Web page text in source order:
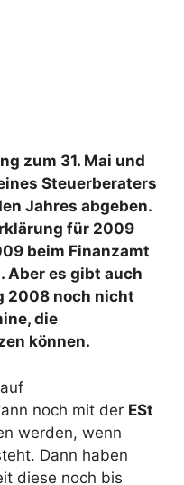
zum 31. Mai und
Steuerberaters
Jahres abgeben.
für 2009
beim Finanzamt
Aber es gibt auch
2008 noch nicht
die
können.
noch mit der ESt
werden, wenn
Dann haben
diese noch bis